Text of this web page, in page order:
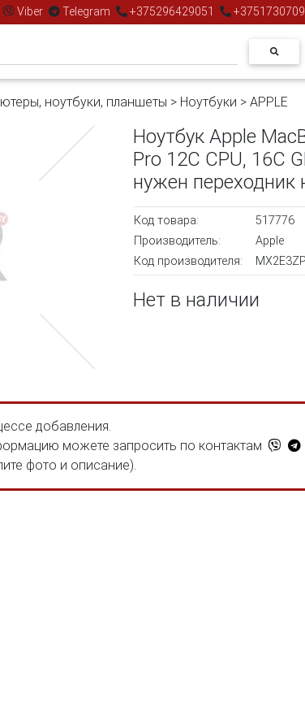
Viber Telegram +375296429051
ноутбуки, планшеты > Ноутбуки > APPLE
Ноутбук Apple
Pro 12C CPU, 16C
нужен переходник
Код товара:
517776
Производитель:
Apple
Код производителя:
Нет в наличии
добавления.
можете запросить по контактам
фото и описание).